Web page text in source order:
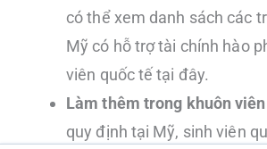
có thể xem danh sách các
Mỹ có hỗ trợ tài chính hào
viên quốc tế tại đây.
Làm thêm trong khuôn
quy định tại Mỹ, sinh viên